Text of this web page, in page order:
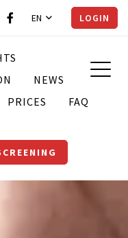
EN LOGIN
NEWS
PRICES
FAQ